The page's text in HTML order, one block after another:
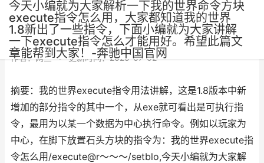
今天小编就为大家解析一下我的世界命令方块
execute指令怎么用，大家都知道我的世界
1.8新出了一些指令，下面小编就为大家讲解
一下execute指令怎么才能用好。希望此篇文
章能帮到大家！-奔驰中国官网
作者：网三 • 更新时间：2025-07-02
摘要：我的世界execute指令用法讲解，这是1.8版本中新
增加的部分指令的其中一个，从exe就可看出是可执行指
令，最用为以某一个数据为中心执行命令。例如以玩家为
中心，在脚下放置石头方块的指令为：我的世界execute指
令怎么用/execute@r～～～/setblo,今天小编就为大家解